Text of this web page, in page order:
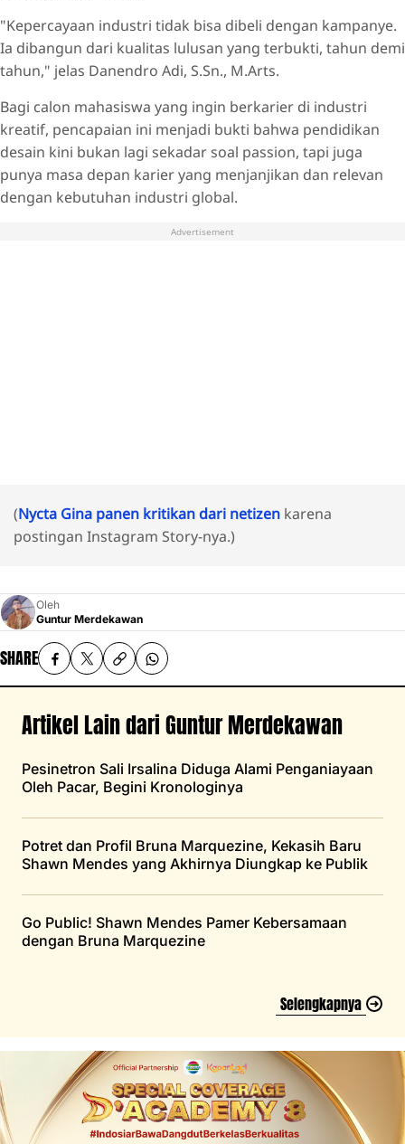
"Kepercayaan industri tidak bisa dibeli dengan kampanye.
Ia dibangun dari kualitas lulusan yang terbukti, tahun demi
tahun," jelas Danendro Adi, S.Sn., M.Arts.
Bagi calon mahasiswa yang ingin berkarier di industri
kreatif, pencapaian ini menjadi bukti bahwa pendidikan
desain kini bukan lagi sekadar soal passion, tapi juga
punya masa depan karier yang menjanjikan dan relevan
dengan kebutuhan industri global.
Advertisement
(Nycta Gina panen kritikan dari netizen karena
postingan Instagram Story-nya.)
Oleh
Guntur Merdekawan
SHARE
Artikel Lain dari Guntur Merdekawan
Pesinetron Sali Irsalina Diduga Alami Penganiayaan
Oleh Pacar, Begini Kronologinya
Potret dan Profil Bruna Marquezine, Kekasih Baru
Shawn Mendes yang Akhirnya Diungkap ke Publik
Go Public! Shawn Mendes Pamer Kebersamaan
dengan Bruna Marquezine
Selengkapnya